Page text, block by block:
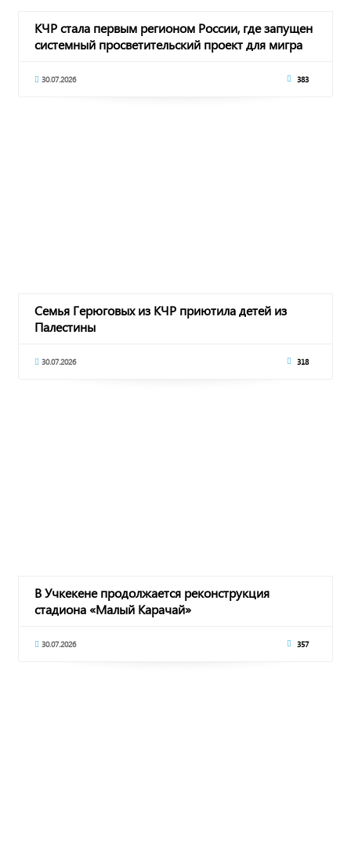
КЧР стала первым регионом России, где запущен
системный просветительский проект для мигра
30.07.2026 383
Семья Герюговых из КЧР приютила детей из
Палестины
30.07.2026 318
В Учкекене продолжается реконструкция
стадиона «Малый Карачай»
30.07.2026 357